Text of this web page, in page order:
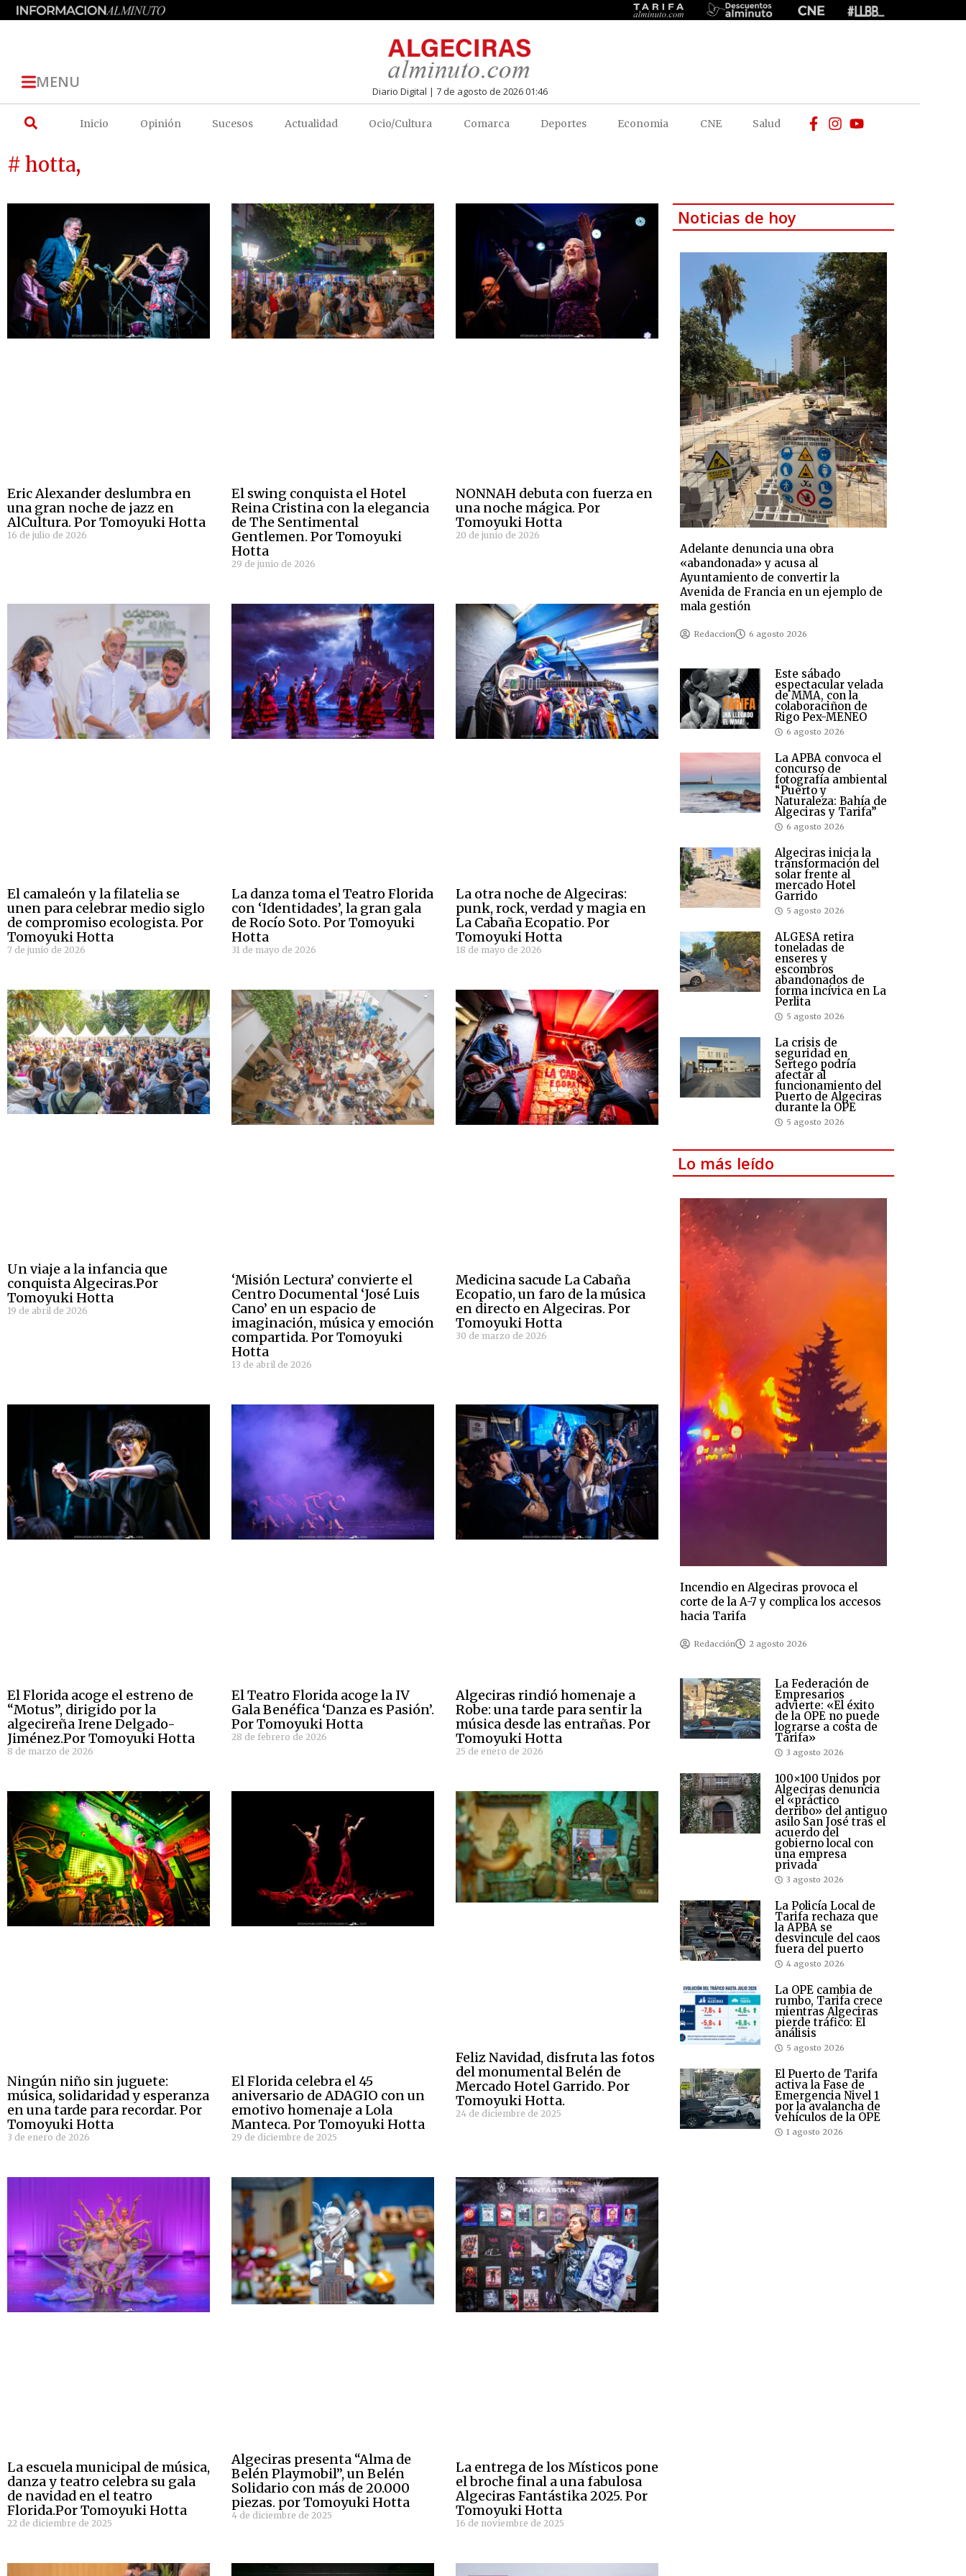
MENU Diario Digital | 7 de agosto de 2026 01:46
Inicio Opinión Sucesos Actualidad Ocio/Cultura Comarca Deportes Economia CNE Salud
# hotta,
Eric Alexander deslumbra en
una gran noche de jazz en
AlCultura. Por Tomoyuki Hotta
16 de julio de 2026
El swing conquista el Hotel
Reina Cristina con la elegancia
de The Sentimental
Gentlemen. Por Tomoyuki
Hotta
29 de junio de 2026
NONNAH debuta con fuerza en
una noche mágica. Por
Tomoyuki Hotta
20 de junio de 2026
El camaleón y la filatelia se
unen para celebrar medio siglo
de compromiso ecologista. Por
Tomoyuki Hotta
7 de junio de 2026
La danza toma el Teatro Florida
con ‘Identidades’, la gran gala
de Rocío Soto. Por Tomoyuki
Hotta
31 de mayo de 2026
La otra noche de Algeciras:
punk, rock, verdad y magia en
La Cabaña Ecopatio. Por
Tomoyuki Hotta
18 de mayo de 2026
Un viaje a la infancia que
conquista Algeciras.Por
Tomoyuki Hotta
19 de abril de 2026
‘Misión Lectura’ convierte el
Centro Documental ‘José Luis
Cano’ en un espacio de
imaginación, música y emoción
compartida. Por Tomoyuki
Hotta
13 de abril de 2026
Medicina sacude La Cabaña
Ecopatio, un faro de la música
en directo en Algeciras. Por
Tomoyuki Hotta
30 de marzo de 2026
El Florida acoge el estreno de
“Motus”, dirigido por la
algecireña Irene Delgado-
Jiménez.Por Tomoyuki Hotta
8 de marzo de 2026
El Teatro Florida acoge la IV
Gala Benéfica ‘Danza es Pasión’.
Por Tomoyuki Hotta
28 de febrero de 2026
Algeciras rindió homenaje a
Robe: una tarde para sentir la
música desde las entrañas. Por
Tomoyuki Hotta
25 de enero de 2026
Ningún niño sin juguete:
música, solidaridad y esperanza
en una tarde para recordar. Por
Tomoyuki Hotta
3 de enero de 2026
El Florida celebra el 45
aniversario de ADAGIO con un
emotivo homenaje a Lola
Manteca. Por Tomoyuki Hotta
29 de diciembre de 2025
Feliz Navidad, disfruta las fotos
del monumental Belén de
Mercado Hotel Garrido. Por
Tomoyuki Hotta.
24 de diciembre de 2025
La escuela municipal de música,
danza y teatro celebra su gala
de navidad en el teatro
Florida.Por Tomoyuki Hotta
22 de diciembre de 2025
Algeciras presenta “Alma de
Belén Playmobil”, un Belén
Solidario con más de 20.000
piezas. por Tomoyuki Hotta
4 de diciembre de 2025
La entrega de los Místicos pone
el broche final a una fabulosa
Algeciras Fantástika 2025. Por
Tomoyuki Hotta
16 de noviembre de 2025
Noticias de hoy
Adelante denuncia una obra
«abandonada» y acusa al
Ayuntamiento de convertir la
Avenida de Francia en un ejemplo de
mala gestión
Redaccion 6 agosto 2026
Este sábado
espectacular velada
de MMA, con la
colaboraciñon de
Rigo Pex-MENEO
6 agosto 2026
La APBA convoca el
concurso de
fotografía ambiental
“Puerto y
Naturaleza: Bahía de
Algeciras y Tarifa”
6 agosto 2026
Algeciras inicia la
transformación del
solar frente al
mercado Hotel
Garrido
5 agosto 2026
ALGESA retira
toneladas de
enseres y
escombros
abandonados de
forma incívica en La
Perlita
5 agosto 2026
La crisis de
seguridad en
Sertego podría
afectar al
funcionamiento del
Puerto de Algeciras
durante la OPE
5 agosto 2026
Lo más leído
Incendio en Algeciras provoca el
corte de la A-7 y complica los accesos
hacia Tarifa
Redacción 2 agosto 2026
La Federación de
Empresarios
advierte: «El éxito
de la OPE no puede
lograrse a costa de
Tarifa»
3 agosto 2026
100×100 Unidos por
Algeciras denuncia
el «práctico
derribo» del antiguo
asilo San José tras el
acuerdo del
gobierno local con
una empresa
privada
3 agosto 2026
La Policía Local de
Tarifa rechaza que
la APBA se
desvincule del caos
fuera del puerto
4 agosto 2026
La OPE cambia de
rumbo, Tarifa crece
mientras Algeciras
pierde tráfico: El
análisis
5 agosto 2026
El Puerto de Tarifa
activa la Fase de
Emergencia Nivel 1
por la avalancha de
vehículos de la OPE
1 agosto 2026